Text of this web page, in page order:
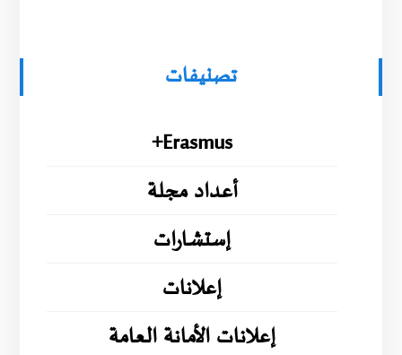
تصنيفات
Erasmus+
أعداد مجلة
إستشارات
إعلانات
إعلانات الأمانة العامة